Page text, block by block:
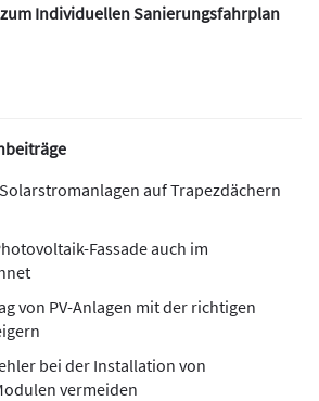
zum Individuellen Sanierungsfahrplan
auf Trapezdächern
Fassade auch im
von PV-Anlagen mit der richtigen
bei der Installation von
vermeiden